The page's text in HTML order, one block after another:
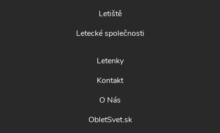
Letiště
Letecké společnosti
Letenky
Kontakt
O Nás
ObletSvet.sk